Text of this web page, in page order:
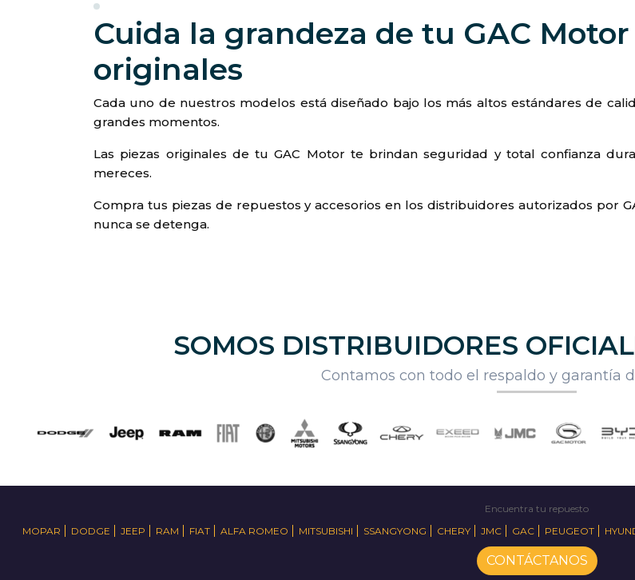
Cuida la grandeza de tu GAC
originales
Cada uno de nuestros modelos está diseñado bajo los más altos estándares de
grandes momentos.
Las piezas originales de tu GAC Motor te brindan seguridad y total confianza
mereces.
Compra tus piezas de repuestos y accesorios en los distribuidores autorizados por
nunca se detenga.
SOMOS DISTRIBUIDORES
Contamos con todo el respaldo y garantía
Encuentra tu repuesto
MOPAR
DODGE JEEP RAM FIAT ALFA ROMEO MITSUBISHI SSANGYONG CHERY JMC GAC PEUGEOT
CONTÁCTANOS